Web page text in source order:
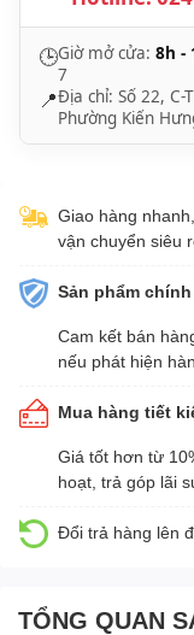
🕒Giờ mở cửa: 8h -
7
📍Địa chỉ: Số 22, C-
Phường Kiến
Giao hàng
vận chuyển siêu
Sản phẩm
Cam kết bán
nếu phát hiện
Mua hàng tiết
Giá tốt hơn từ
hoạt, trả góp lãi
Đổi trả hàng lên
TỔNG QUAN